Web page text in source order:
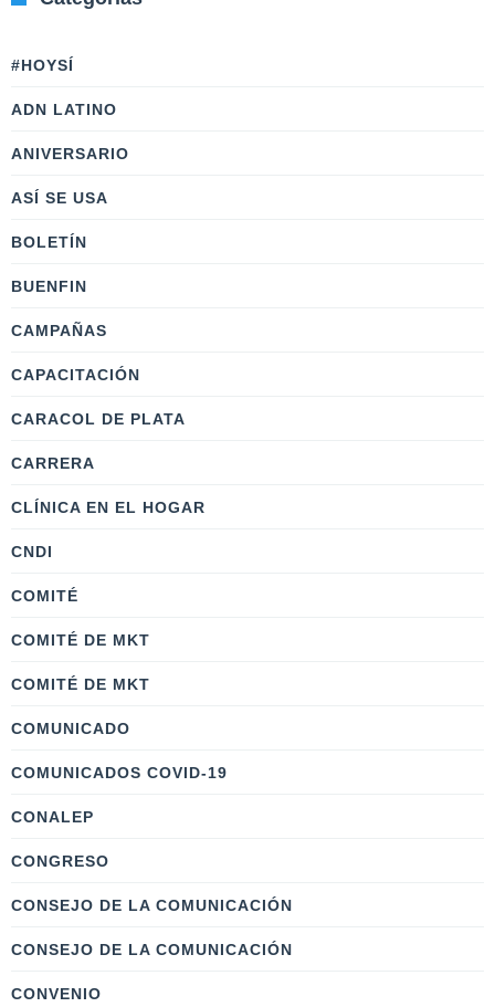
#HOYSÍ
ADN LATINO
ANIVERSARIO
ASÍ SE USA
BOLETÍN
BUENFIN
CAMPAÑAS
CAPACITACIÓN
CARACOL DE PLATA
CARRERA
CLÍNICA EN EL HOGAR
CNDI
COMITÉ
COMITÉ DE MKT
COMITÉ DE MKT
COMUNICADO
COMUNICADOS COVID-19
CONALEP
CONGRESO
CONSEJO DE LA COMUNICACIÓN
CONSEJO DE LA COMUNICACIÓN
CONVENIO